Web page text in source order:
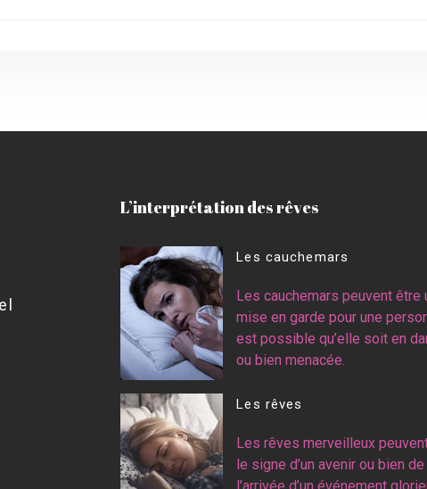
L’interprétation des rêves
Les cauchemars
Les cauchemars peuvent être
mise en garde pour une
est possible qu’elle soit en
ou bien menacée.
Les rêves
Les rêves merveilleux
le signe d’un avenir ou bien de